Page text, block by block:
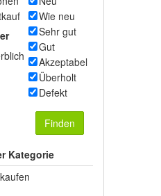
Wie neu
Sehr gut
Gut
Akzeptabel
Überholt
Defekt
Finden
Kategorie